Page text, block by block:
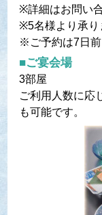
※詳細はお問い
※5名様より承り
※ご予約は7日前
■ご宴会場
3部屋
ご利用人数に応
も可能です。